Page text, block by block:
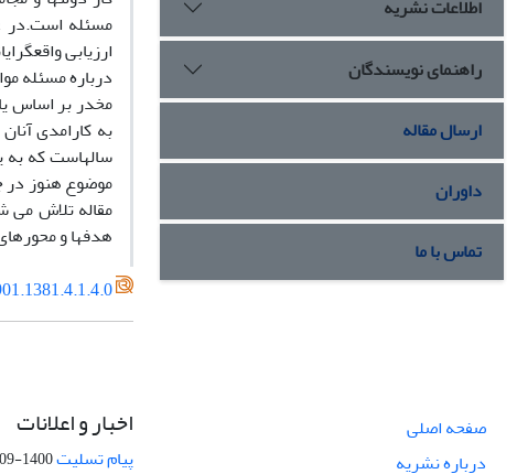
مسئله است.در
ارزیابی
درباره مسئله
مخدر بر اساس
به کارامدی
سالهاست که
موضوع هنوز در
مقاله تلاش می
هدفها و
اطلاعات نشریه
راهنمای نویسندگان
ارسال مقاله
داوران
تماس با ما
صفحه اصلی
درباره نشریه
اخبار و اعلانات
پیام تسلیت1400-09-12